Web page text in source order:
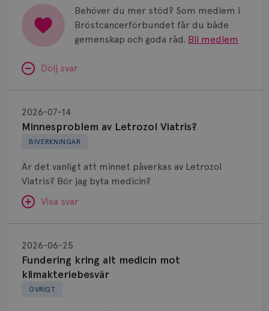
Behöver du mer stöd? Som medlem i
Bröstcancerförbundet får du både
gemenskap och goda råd. Bli medlem
Dölj svar
BIVERKNINGAR
Minnesproblem av Letrozol Viatris?
2026-07-14
Är det vanligt att minnet påverkas av Letrozol
Viatris? Bör jag byta medicin?
Visa svar
SVAR:
Hej. Oavsett vilken hormonsänkande behandling
(men även cytostatika) man får så kan en del
uppleva negativ påverkan på minnet. Prata din
Letrozol
Viatris?
ÖVRIGT
Fundering kring alt medicin mot
klimakteriebesvär
2026-06-25
kring
medicin